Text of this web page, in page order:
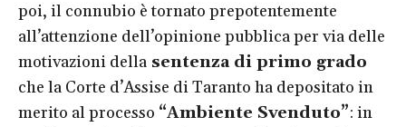
poi, il connubio è tornato prepotentemente
all’attenzione dell’opinione pubblica per via delle
motivazioni della sentenza di primo grado
che la Corte d’Assise di Taranto ha depositato in
merito al processo “Ambiente Svenduto”: in